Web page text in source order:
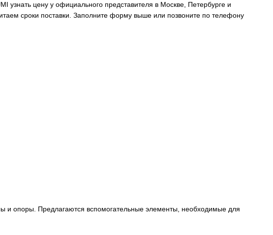
узнать цену у официального представителя в Москве, Петербурге и
сроки поставки. Заполните форму выше или позвоните по телефону
и опоры. Предлагаются вспомогательные элементы, необходимые для